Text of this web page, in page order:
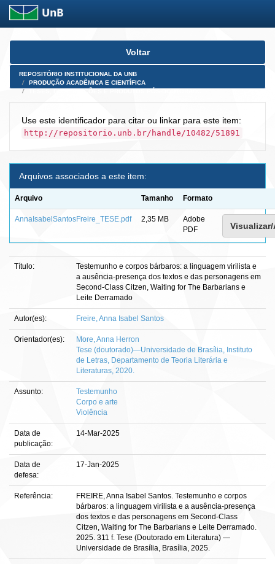
Skip
Voltar
REPOSITÓRIO INSTITUCIONAL DA UNB
PRODUÇÃO ACADÊMICA E CIENTÍFICA
Use este identificador para citar ou linkar para este item:
http://repositorio.unb.br/handle/10482/51891
Arquivos associados a este item:
Arquivo Tamanho Formato
AnnaIsabelSantosFreire_TESE.pdf 2,35 MB
Adobe
PDF
Título:
Testemunho e corpos bárbaros: a linguagem virilista e
a ausência-presença dos textos e das personagens em
Second-Class Citzen, Waiting for The Barbarians e
Leite Derramado
Autor(es): Freire, Anna Isabel Santos
Orientador(es):
More, Anna Herron
Tese (doutorado)—Universidade de Brasília, Instituto
de Letras, Departamento de Teoria Literária e
Literaturas, 2020.
Assunto:
Testemunho
Corpo e arte
Violência
Data de
publicação:
14-Mar-2025
Data de
defesa:
17-Jan-2025
Referência:
FREIRE, Anna Isabel Santos. Testemunho e corpos
bárbaros: a linguagem virilista e a ausência-presença
dos textos e das personagens em Second-Class
Citzen, Waiting for The Barbarians e Leite Derramado.
2025. 311 f. Tese (Doutorado em Literatura) —
Universidade de Brasília, Brasília, 2025.